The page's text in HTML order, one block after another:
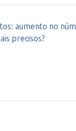
aumento no
precisos?